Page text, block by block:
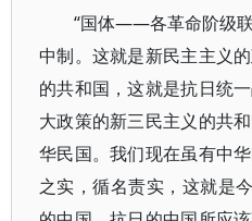
“国体——各革命阶级
中制。这就是新民主主义
的共和国，这就是抗日统
大政策的新三民主义的共
华民国。我们现在虽有中
之实，循名责实，这就是